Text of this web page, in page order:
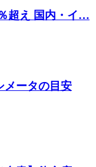
超え 国内・イ…
メータの目安